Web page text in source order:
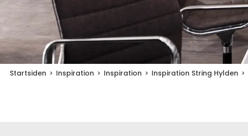
Startsiden Inspiration Inspiration Inspiration String Hylden